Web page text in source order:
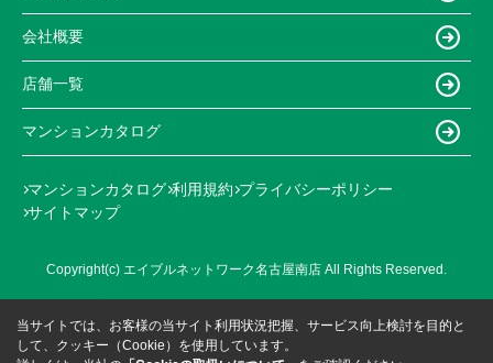
会社概要
店舗一覧
マンションカタログ
マンションカタログ 利用規約 プライバシーポリシー
サイトマップ
Copyright(c) エイブルネットワーク名古屋南店 All Rights Reserved.
当サイトでは、お客様の当サイト利用状況把握、サービス向上検討を目的と
して、クッキー（Cookie）を使用しています。